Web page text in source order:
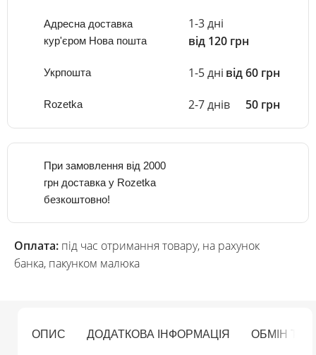
Адресна доставка
кур'єром Нова пошта
1-3 дні
від 120 грн
Укрпошта 1-5 дні від 60 грн
Rozetka 2-7 днів 50 грн
При замовлення від 2000
грн доставка у Rozetka
безкоштовно!
Оплата: під час отримання товару, на рахунок
банка, пакунком малюка
ОПИС ДОДАТКОВА ІНФОРМАЦІЯ ОБМІН ТА